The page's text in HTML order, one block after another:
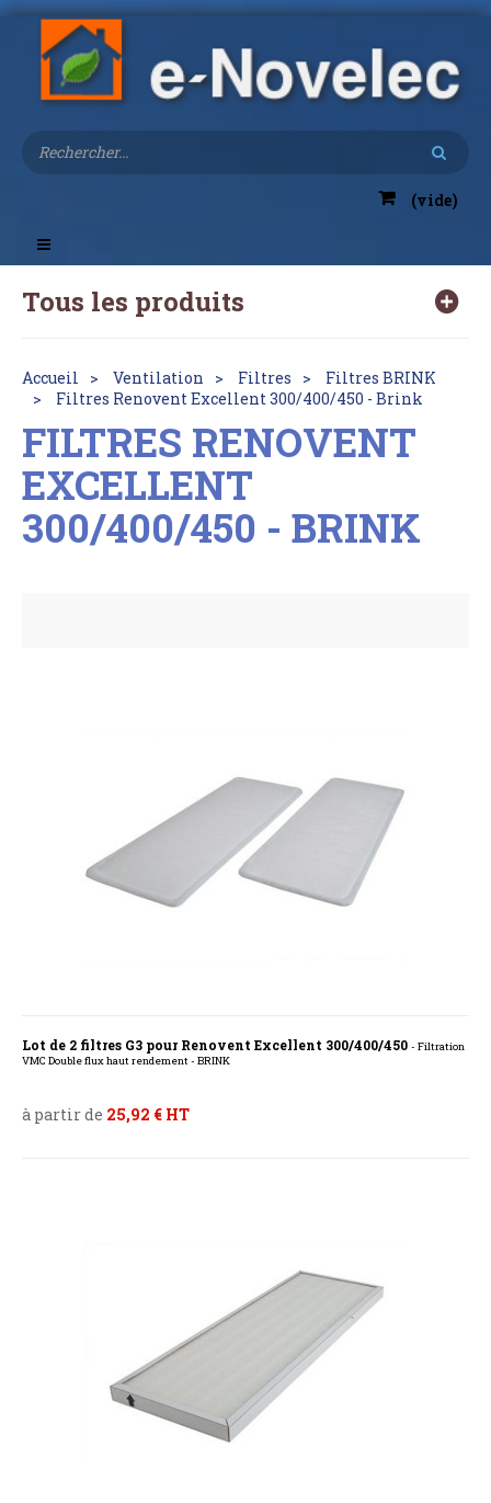
(vide)
Toggle
navigation
Tous les produits
Accueil Ventilation Filtres
Filtres BRINK
Filtres Renovent Excellent 300/400/450 - Brink
FILTRES RENOVENT
EXCELLENT
300/400/450 - BRINK
Lot de 2 filtres G3 pour Renovent Excellent 300/400/450 - Filtration
VMC Double flux haut rendement - BRINK
à partir de 25,92 € HT